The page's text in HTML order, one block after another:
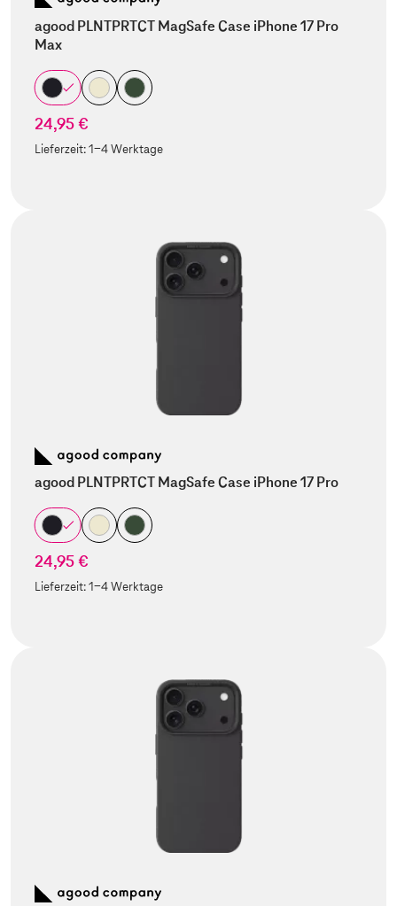
agood PLNTPRTCT MagSafe Case iPhone 17 Pro
Max
24,95 €
Lieferzeit:1-4 Werktage
agood PLNTPRTCT MagSafe Case iPhone 17 Pro
24,95 €
Lieferzeit:1-4 Werktage